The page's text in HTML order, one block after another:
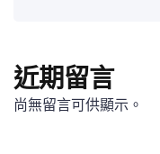
近期留言
尚無留言可供顯示。